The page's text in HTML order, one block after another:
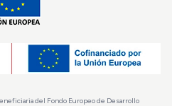
del Fondo Europeo de Desarrollo